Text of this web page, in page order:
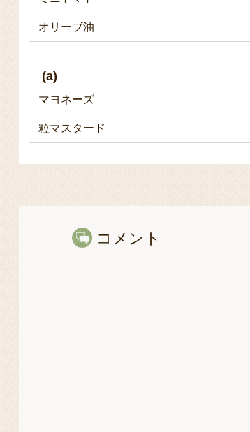
オリーブ油
(a)
マヨネーズ
粒マスタード
コメント